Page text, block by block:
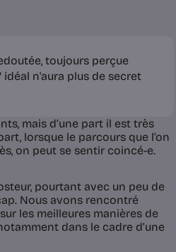
toujours perçue
n'aura plus de secret
mais d’une part il est très
lorsque le parcours que l’on
on peut se sentir coincé-e.
pourtant avec un peu de
Nous avons rencontré
les meilleures manières de
dans le cadre d’une